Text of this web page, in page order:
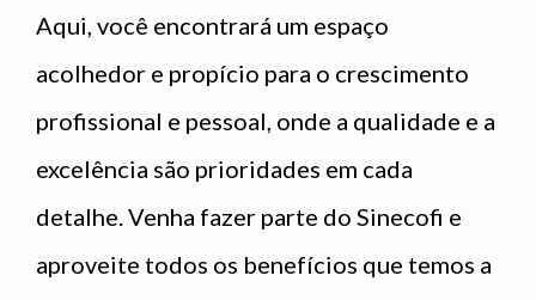
Aqui, você encontrará um espaço
acolhedor e propício para o crescimento
profissional e pessoal, onde a qualidade e a
excelência são prioridades em cada
detalhe. Venha fazer parte do Sinecofi e
aproveite todos os benefícios que temos a